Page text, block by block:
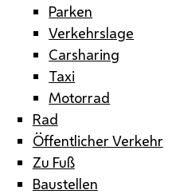
Parken
Verkehrslage
Carsharing
Taxi
Motorrad
Rad
Öffentlicher Verkehr
Zu Fuß
Baustellen